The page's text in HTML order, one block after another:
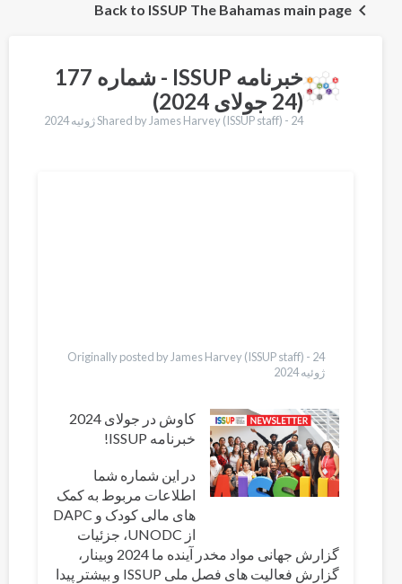
Back to ISSUP The Bahamas main page
خبرنامه ISSUP - شماره 177
(24 جولای 2024)
Shared by James Harvey (ISSUP staff) - 24 ژوئیه 2024
Originally posted by James Harvey (ISSUP staff) - 24
ژوئیه 2024
کاوش در جولای 2024
خبرنامه ISSUP!
در این شماره شما
اطلاعات مربوط به کمک
های مالی کودک و DAPC
از UNODC، جزئیات
گزارش جهانی مواد مخدر آینده ما 2024 وبینار،
گزارش فعالیت های فصل ملی ISSUP و بیشتر پیدا